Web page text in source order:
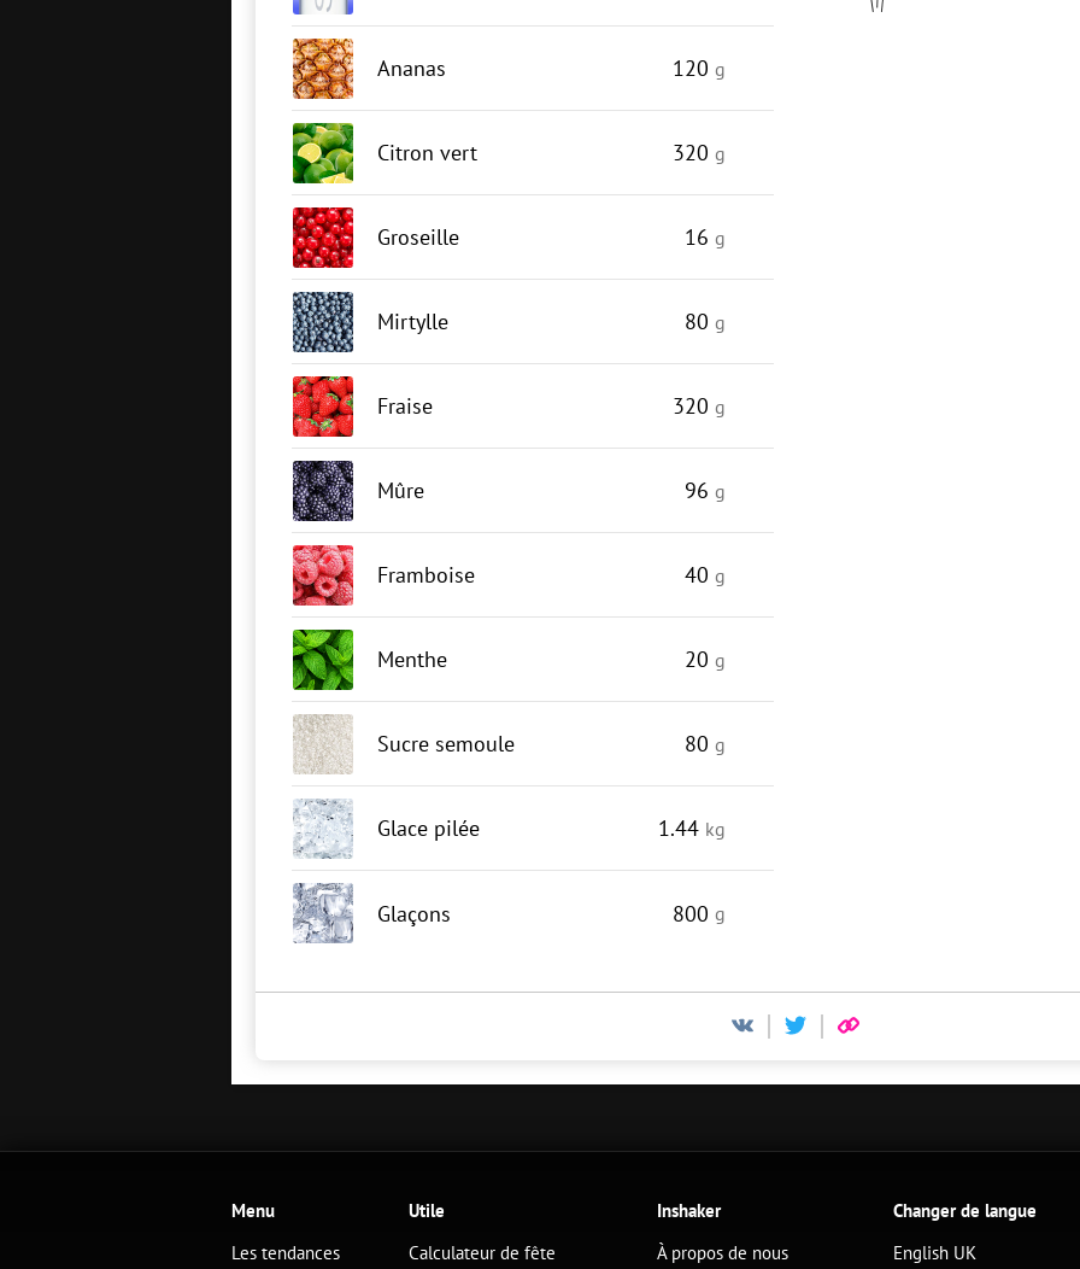
Ananas 120 g
Citron vert 320 g
Groseille 16 g
Mirtylle 80 g
Fraise 320 g
Mûre 96 g
Framboise 40 g
Menthe 20 g
Sucre semoule 80 g
Glace pilée 1.44 kg
Glaçons 800 g
Menu
Les tendances
Utile
Calculateur de fête
Inshaker
À propos de nous
Changer de langue
English UK